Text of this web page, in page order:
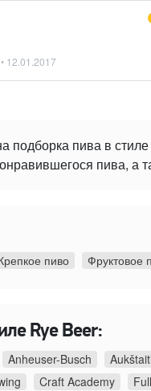
12.01.2017
подборка пива в стиле
пива, а
пиво Фруктовое
Rye Beer:
Anheuser-Busch
Craft Academy